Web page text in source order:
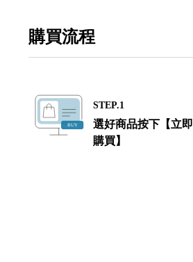
購買流程
STEP.1
選好商品按下【立即
購買】